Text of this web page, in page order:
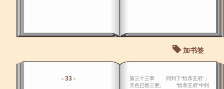
加书签
- 33 -
第三十三章 回到了“怡亲王府”，
天色已然三更。 “怡亲王府”中到